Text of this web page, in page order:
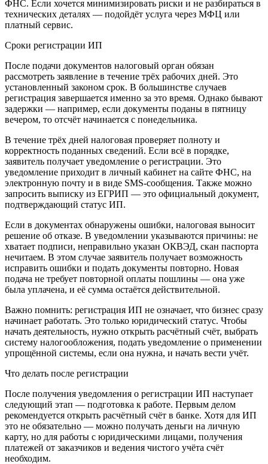
ФНС. Если хочется минимизировать риски и не разбираться в
технических деталях — подойдёт услуга через МФЦ или
платный сервис.
Сроки регистрации ИП
После подачи документов налоговый орган обязан
рассмотреть заявление в течение трёх рабочих дней. Это
установленный законом срок. В большинстве случаев
регистрация завершается именно за это время. Однако бывают
задержки — например, если документы поданы в пятницу
вечером, то отсчёт начинается с понедельника.
В течение трёх дней налоговая проверяет полноту и
корректность поданных сведений. Если всё в порядке,
заявитель получает уведомление о регистрации. Это
уведомление приходит в личный кабинет на сайте ФНС, на
электронную почту и в виде SMS-сообщения. Также можно
запросить выписку из ЕГРИП — это официальный документ,
подтверждающий статус ИП.
Если в документах обнаружены ошибки, налоговая выносит
решение об отказе. В уведомлении указываются причины: не
хватает подписи, неправильно указан ОКВЭД, скан паспорта
нечитаем. В этом случае заявитель получает возможность
исправить ошибки и подать документы повторно. Новая
подача не требует повторной оплаты пошлины — она уже
была уплачена, и её сумма остаётся действительной.
Важно помнить: регистрация ИП не означает, что бизнес сразу
начинает работать. Это только юридический статус. Чтобы
начать деятельность, нужно открыть расчётный счёт, выбрать
систему налогообложения, подать уведомление о применении
упрощённой системы, если она нужна, и начать вести учёт.
Что делать после регистрации
После получения уведомления о регистрации ИП наступает
следующий этап — подготовка к работе. Первым делом
рекомендуется открыть расчётный счёт в банке. Хотя для ИП
это не обязательно — можно получать деньги на личную
карту, но для работы с юридическими лицами, получения
платежей от заказчиков и ведения чистого учёта счёт
необходим.